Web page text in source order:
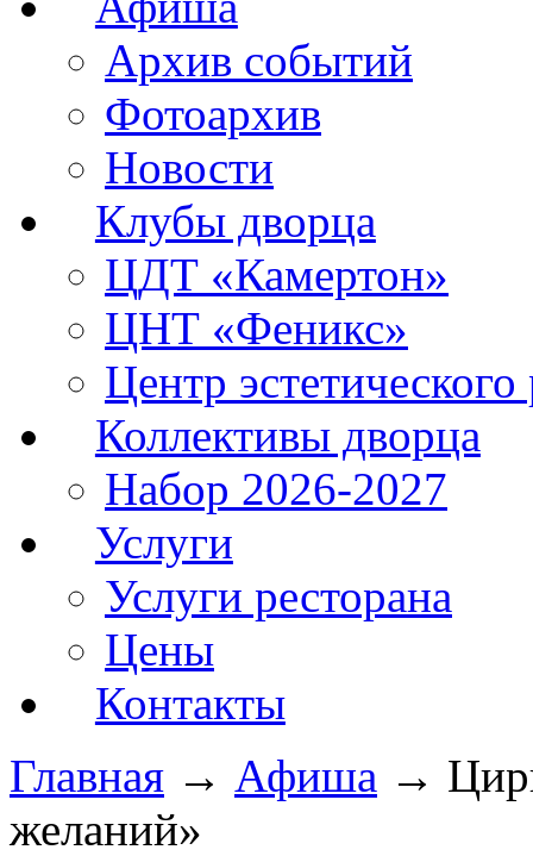
Архив событий
Фотоархив
Новости
Клубы дворца
ЦДТ «Камертон»
ЦНТ «Феникс»
Центр эстетического
Коллективы дворца
Набор 2026-2027
Услуги
Услуги ресторана
Цены
Контакты
Главная → Афиша →
желаний»